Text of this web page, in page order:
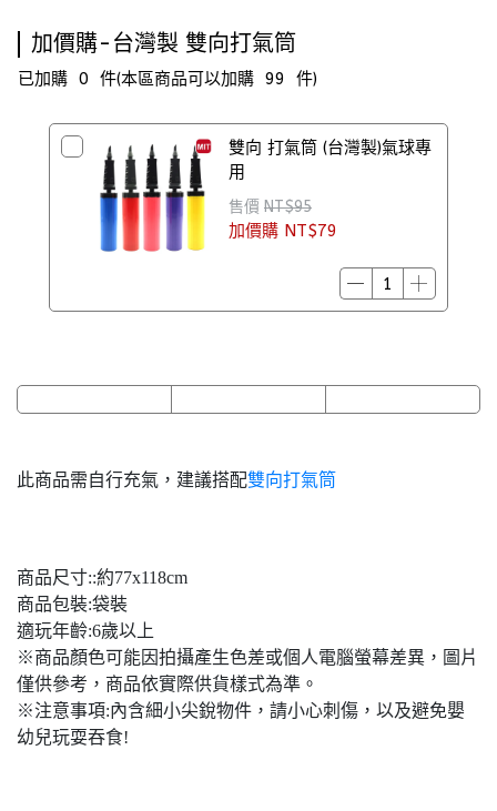
加價購-台灣製 雙向打氣筒
已加購 0 件(本區商品可以加購 99 件)
雙向 打氣筒 (台灣製)氣球專
用
售價 NT$95
加價購 NT$79
此商品需自行充氣，建議搭配雙向打氣筒
商品尺寸::約77x118cm
商品包裝:袋裝
適玩年齡:6歲以上
※商品顏色可能因拍攝產生色差或個人電腦螢幕差異，圖片
僅供參考，商品依實際供貨樣式為準。
※注意事項:內含細小尖銳物件，請小心刺傷，以及避免嬰
幼兒玩耍吞食!